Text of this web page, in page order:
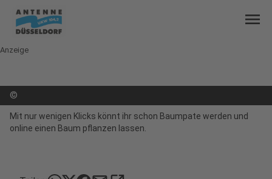
menu
Anzeige
©
Mit nur wenigen Klicks könnt ihr schon Baumpate werden und
online einen Baum pflanzen lassen.